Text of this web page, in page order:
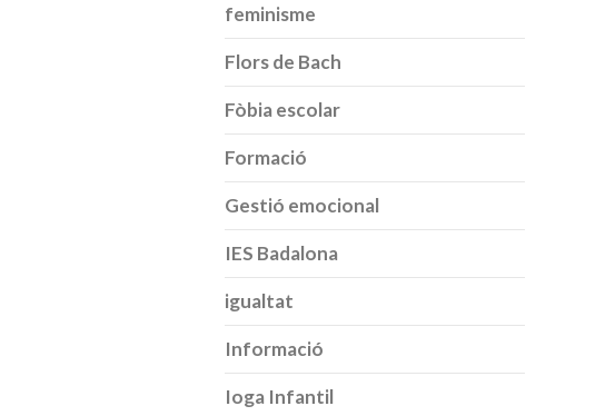
feminisme
Flors de Bach
Fòbia escolar
Formació
Gestió emocional
IES Badalona
igualtat
Informació
Ioga Infantil